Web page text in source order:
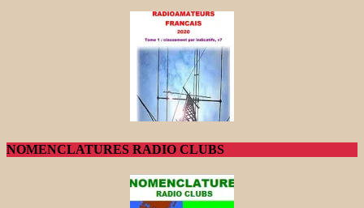
NOMENCLATURES RADIO CLUBS